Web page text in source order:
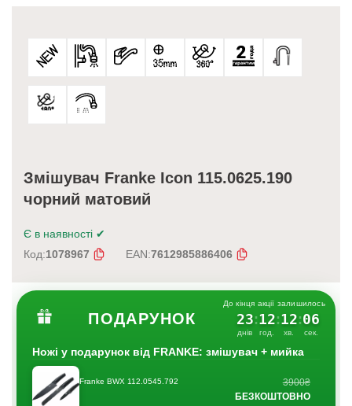
Змішувач Franke Icon 115.0625.190
чорний матовий
Є в наявності ✔
Код:1078967 EAN:7612985886406
ПОДАРУНОК
До кінця акції залишилось
23
днів
:12
год.
:12
хв.
:06
сек.
Ножі у подарунок від FRANKE: змішувач + мийка
Franke BWX 112.0545.792
3900₴
БЕЗКОШТОВНО